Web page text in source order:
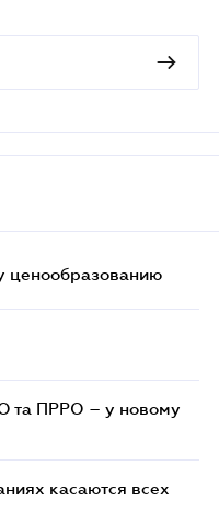
ценообразованию
та ПРРО – у новому
касаются всех